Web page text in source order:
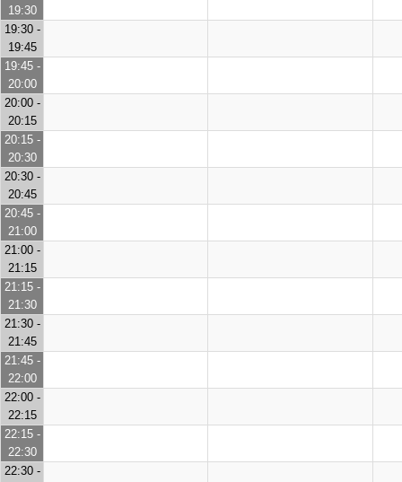
19:30
19:30 -
19:45
19:45 -
20:00
20:00 -
20:15
20:15 -
20:30
20:30 -
20:45
20:45 -
21:00
21:00 -
21:15
21:15 -
21:30
21:30 -
21:45
21:45 -
22:00
22:00 -
22:15
22:15 -
22:30
22:30 -